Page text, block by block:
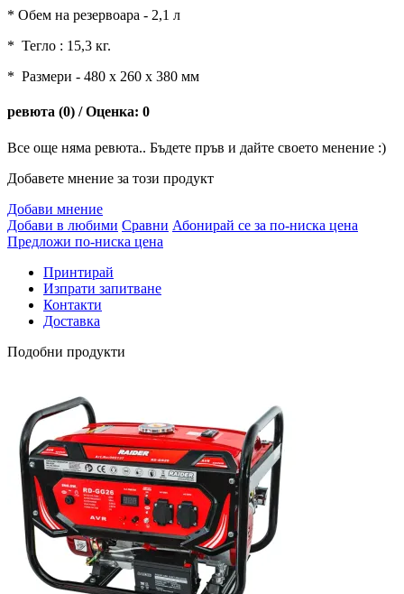
* Обем на резервоара - 2,1 л
* Тегло : 15,3 кг.
* Размери - 480 х 260 х 380 мм
ревюта (0) / Оценка: 0
Все още няма ревюта.. Бъдете пръв и дайте своето менение :)
Добавете мнение за този продукт
Добави мнение
Добави в любими Сравни Абонирай се за по-ниска цена
Предложи по-ниска цена
Принтирай
Изпрати запитване
Контакти
Доставка
Подобни продукти